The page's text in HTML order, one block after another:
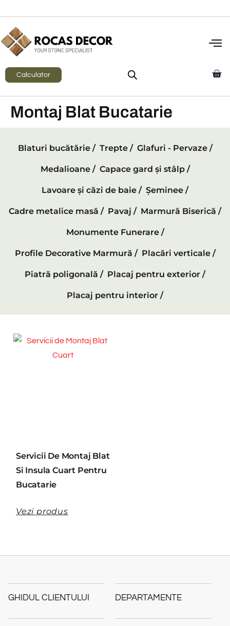
Calculator
Montaj Blat Bucatarie
Blaturi bucătărie / Trepte / Glafuri - Pervaze /
Medalioane / Capace gard și stâlp /
Lavoare și căzi de baie / Șeminee /
Cadre metalice masă / Pavaj / Marmură Biserică /
Monumente Funerare /
Profile Decorative Marmură / Placări verticale /
Piatră poligonală / Placaj pentru exterior /
Placaj pentru interior /
Servicii De Montaj Blat
Si Insula Cuart Pentru
Bucatarie
Vezi produs
GHIDUL CLIENTULUI DEPARTAMENTE